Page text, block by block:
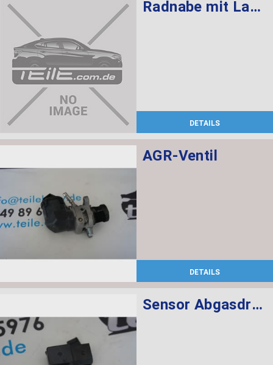
Radnabe mit Lager vorne M12X1,5
DETAILS
AGR-Ventil
DETAILS
Sensor Abgasdruck